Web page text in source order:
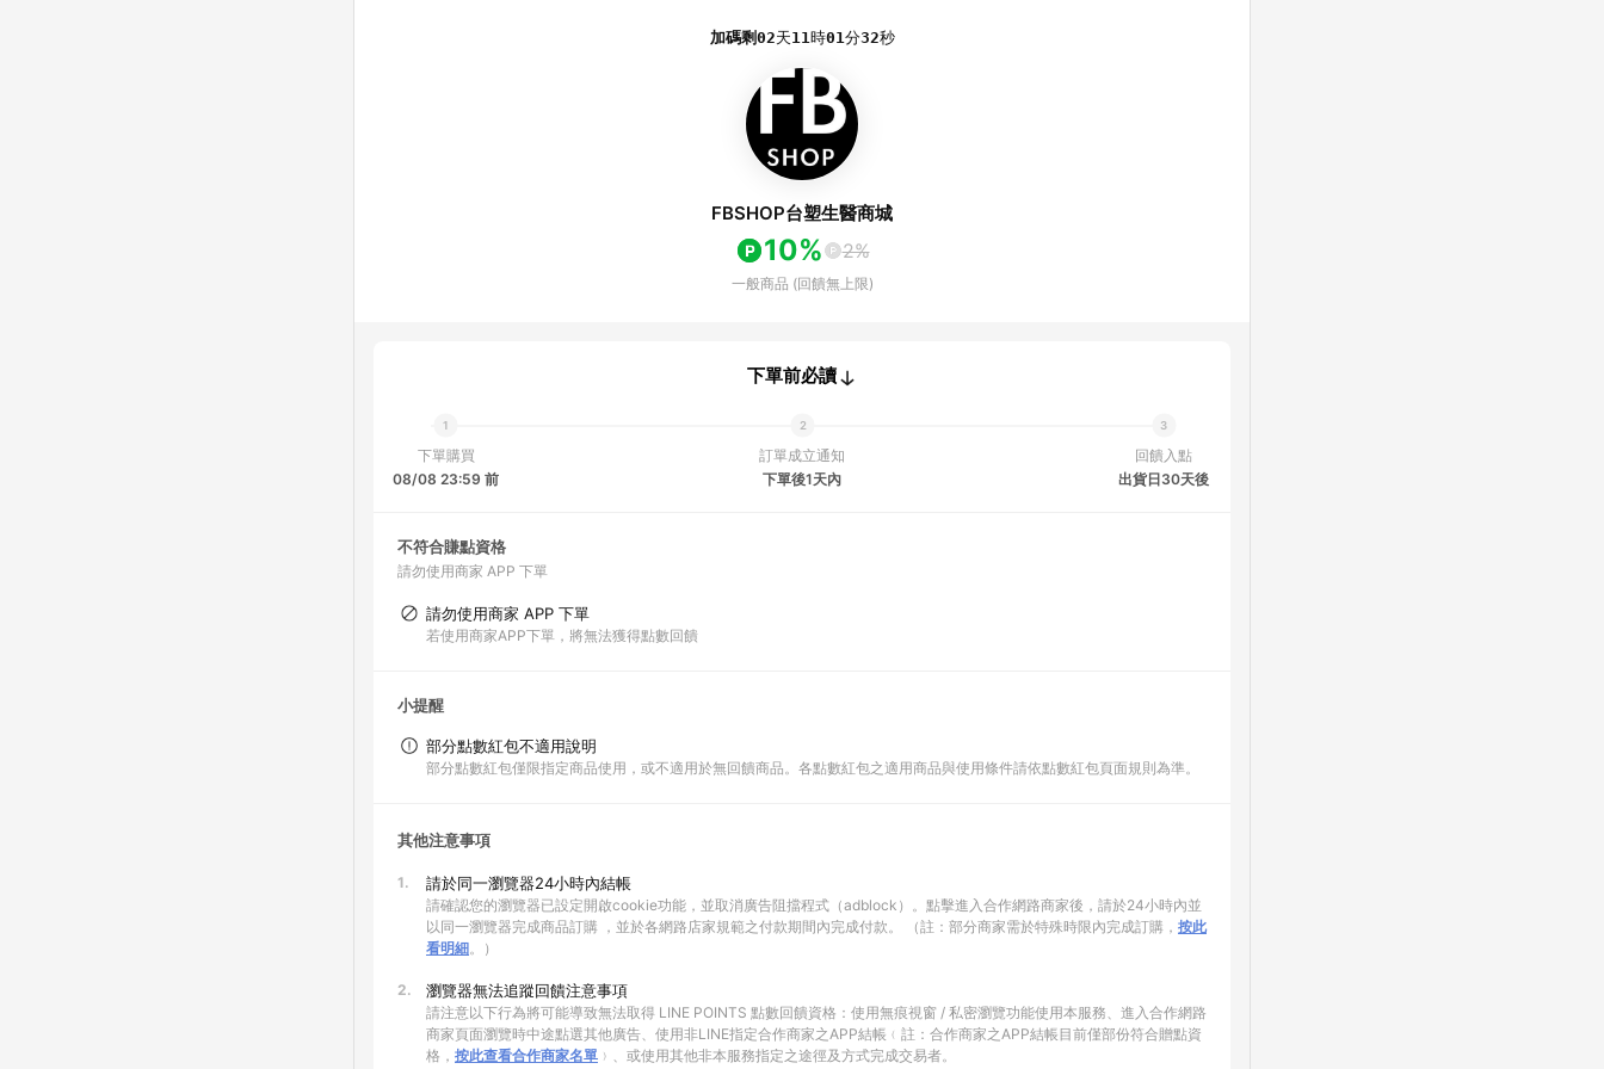
加碼剩02天11時01分32秒
FBSHOP台塑生醫商城
10% 2%
一般商品 (回饋無上限)
下單前必讀
下單購買
08/08 23:59 前
訂單成立通知
下單後1天內
回饋入點
出貨日30天後
不符合賺點資格
請勿使用商家 APP 下單
請勿使用商家 APP 下單
若使用商家APP下單，將無法獲得點數回饋
小提醒
部分點數紅包不適用說明
部分點數紅包僅限指定商品使用，或不適用於無回饋商品。各點數紅包之適用商品與使用條件請依點數紅包頁面規則為準。
其他注意事項
1. 請於同一瀏覽器24小時內結帳
請確認您的瀏覽器已設定開啟cookie功能，並取消廣告阻擋程式（adblock）。點擊進入合作網路商家後，請於24小時內並
以同一瀏覽器完成商品訂購 ，並於各網路店家規範之付款期間內完成付款。 （註：部分商家需於特殊時限內完成訂購， 按此
看明細。）
2. 瀏覽器無法追蹤回饋注意事項
請注意以下行為將可能導致無法取得 LINE POINTS 點數回饋資格：使用無痕視窗 / 私密瀏覽功能使用本服務、進入合作網路
商家頁面瀏覽時中途點選其他廣告、使用非LINE指定合作商家之APP結帳﹙註：合作商家之APP結帳目前僅部份符合贈點資
格， 按此查看合作商家名單 ﹚、或使用其他非本服務指定之途徑及方式完成交易者。